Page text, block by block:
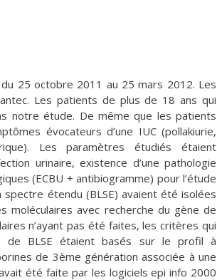
25 octobre 2011 au 25 mars 2012. Les
Les patients de plus de 18 ans qui
notre étude. De même que les patients
évocateurs d’une IUC (pollakiurie,
Les paramètres étudiés étaient
urinaire, existence d’une pathologie
(ECBU + antibiogramme) pour l’étude
étendu (BLSE) avaient été isolées
moléculaires avec recherche du gène de
n’ayant pas été faites, les critères qui
de BLSE étaient basés sur le profil à
de 3ème génération associée à une
été faite par les logiciels epi info 2000